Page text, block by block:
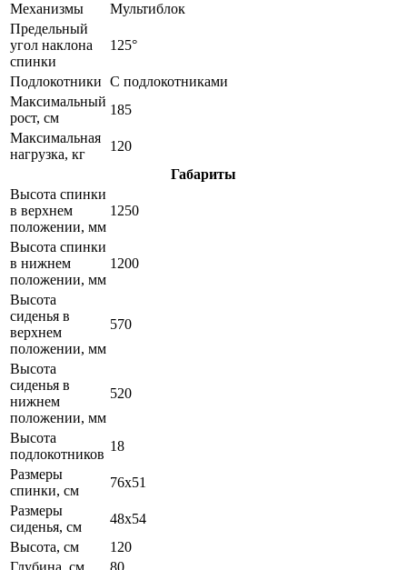
Механизмы
Мультиблок
Предельный
угол наклона
спинки
125°
Подлокотники С подлокотниками
Максимальный
рост, см
185
Максимальная
нагрузка, кг
120
Габариты
Высота спинки
в верхнем
положении, мм
1250
Высота спинки
в нижнем
положении, мм
1200
Высота
сиденья в
верхнем
положении, мм
570
Высота
сиденья в
нижнем
положении, мм
520
Высота
подлокотников
18
Размеры
спинки, см
76х51
Размеры
сиденья, см
48х54
Высота, см
120